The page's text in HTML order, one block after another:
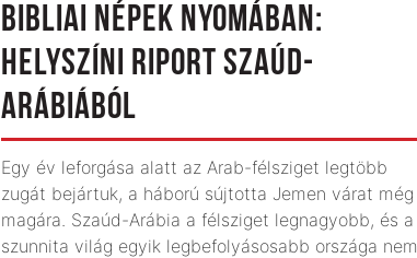
BIBLIAI NÉPEK NYOMÁBAN:
HELYSZÍNI RIPORT SZAÚD-
ARÁBIÁBÓL
Egy év leforgása alatt az Arab-félsziget legtöbb
zugát bejártuk, a háború sújtotta Jemen várat még
magára. Szaúd-Arábia a félsziget legnagyobb, és a
szunnita világ egyik legbefolyásosabb országa nem